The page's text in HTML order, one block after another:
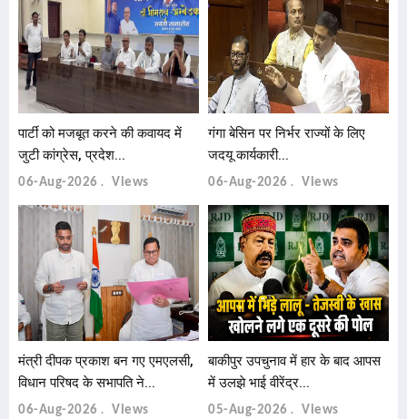
पार्टी को मजबूत करने की कवायद में
जुटी कांग्रेस, प्रदेश...
06-Aug-2026 Views
गंगा बेसिन पर निर्भर राज्यों के लिए
जदयू कार्यकारी...
06-Aug-2026 Views
मंत्री दीपक प्रकाश बन गए एमएलसी,
विधान परिषद के सभापति ने...
06-Aug-2026 Views
बाकीपुर उपचुनाव में हार के बाद आपस
में उलझे भाई वीरेंद्र...
05-Aug-2026 Views